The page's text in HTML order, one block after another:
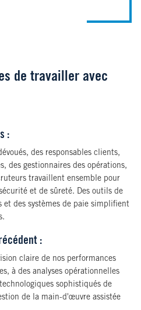
de travailler avec
:
des responsables clients,
des gestionnaires des opérations,
travaillent ensemble pour
et de sûreté. Des outils de
et des systèmes de paie simplifient
:
claire de nos performances
à des analyses opérationnelles
sophistiqués de
de la main-d'œuvre assistée